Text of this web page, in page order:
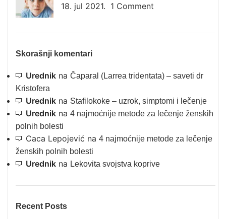
18. jul 2021. 1 Comment
Skorašnji komentari
Urednik na Čaparal (Larrea tridentata) – saveti dr
Kristofera
Urednik na Stafilokoke – uzrok, simptomi i lečenje
Urednik na 4 najmoćnije metode za lečenje ženskih
polnih bolesti
Caca Lepojević na 4 najmoćnije metode za lečenje
ženskih polnih bolesti
Urednik na Lekovita svojstva koprive
Recent Posts